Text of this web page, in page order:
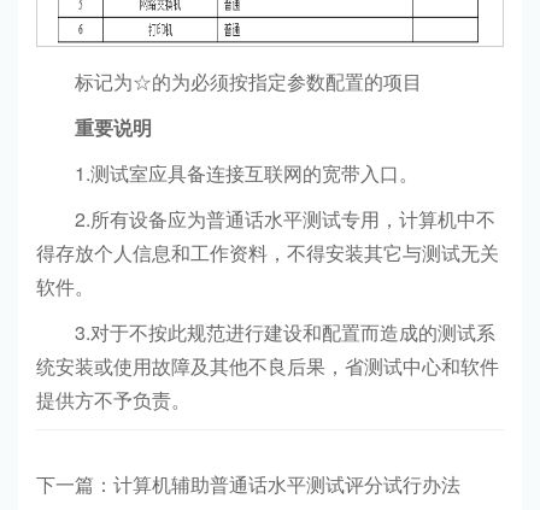
标记为☆的为必须按指定参数配置的项目
重要说明
1.测试室应具备连接互联网的宽带入口。
2.所有设备应为普通话水平测试专用，计算机中不
得存放个人信息和工作资料，不得安装其它与测试无关
软件。
3.对于不按此规范进行建设和配置而造成的测试系
统安装或使用故障及其他不良后果，省测试中心和软件
提供方不予负责。
下一篇：计算机辅助普通话水平测试评分试行办法